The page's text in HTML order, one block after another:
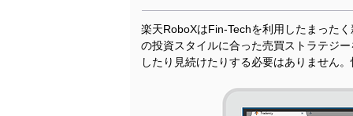
楽天RoboXはFin-Techを利用したまった
の投資スタイルに合った売買ストラテジ
したり見続けたりする必要はありません